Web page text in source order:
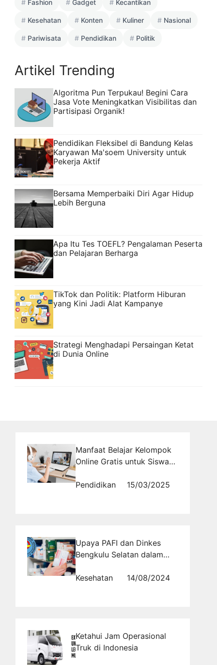
Fashion Gadget Kecantikan
Kesehatan Konten Kuliner Nasional
Pariwisata Pendidikan Politik
Artikel Trending
Algoritma Pun Terpukau! Begini Cara
Jasa Vote Meningkatkan Visibilitas dan
Partisipasi Organik!
Pendidikan Fleksibel di Bandung Kelas
Karyawan Ma'soem University untuk
Pekerja Aktif
Bersama Memperbaiki Diri Agar Hidup
Lebih Berguna
Apa Itu Tes TOEFL? Pengalaman Peserta
dan Pelajaran Berharga
TikTok dan Politik: Platform Hiburan
yang Kini Jadi Alat Kampanye
Strategi Menghadapi Persaingan Ketat
di Dunia Online
Manfaat Belajar Kelompok
Online Gratis untuk Siswa
Pendidikan
15/03/2025
Upaya PAFI dan Dinkes
Bengkulu Selatan dalam
Toko Obat
Kesehatan 14/08/2024
Ketahui Jam Operasional
Truk di Indonesia